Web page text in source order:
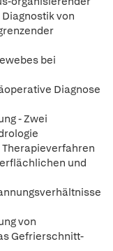
von
bei
Diagnose
- Zwei
Therapieverfahren
und
von
Gefrierschnitt-